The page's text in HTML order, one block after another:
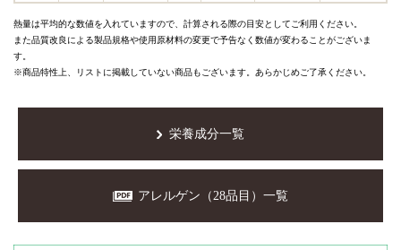
熱量は平均的な数値を入れていますので、計算される際の目安としてご利用ください。
また品質改良による製品規格や使用原材料の変更で予告なく数値が変わることがございま
す。
※商品特性上、リストに掲載していない商品もございます。あらかじめご了承ください。
栄養成分一覧
アレルゲン（28品目）一覧